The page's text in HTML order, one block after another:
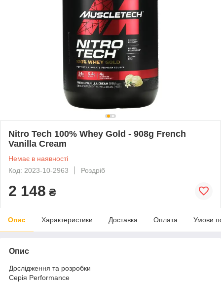
Nitro Tech 100% Whey Gold - 908g French
Vanilla Cream
Немає в наявності
Код: 2023-10-2963
Роздріб
2 148 ₴
Опис Характеристики Доставка Оплата Умови
Опис
Дослідження та розробки
Серія Performance